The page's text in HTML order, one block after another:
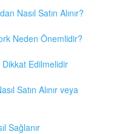
Nasıl Satın Alınır?
Neden Önemlidir?
Dikkat Edilmelidir
Satın Alınır veya
Sağlanır